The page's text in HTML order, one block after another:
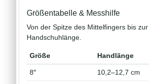
Größentabelle & Messhilfe
Von der Spitze des Mittelfingers bis
Handschuhlänge.
Größe Handlänge
8″ 10,2–12,7 cm